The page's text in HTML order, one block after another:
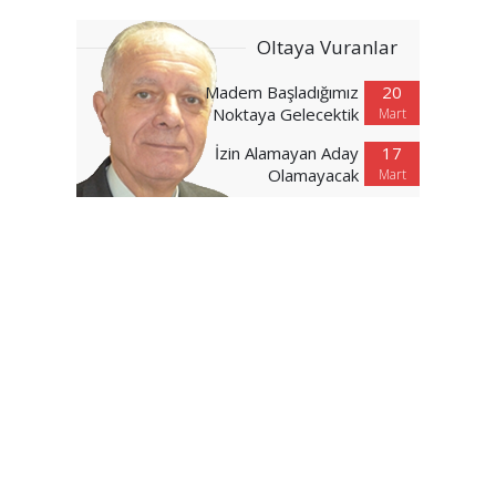
Oltaya Vuranlar
20
Mart
Madem Başladığımız
Noktaya Gelecektik
17
Mart
İzin Alamayan Aday
Olamayacak